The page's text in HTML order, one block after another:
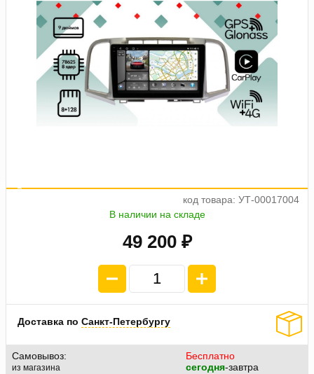
код товара: УТ-00017004
В наличии на складе
49 200 ₽
а
Доставка по Санкт-Петербургу
Самовывоз:
из магазина
Бесплатно
сегодня-завтра